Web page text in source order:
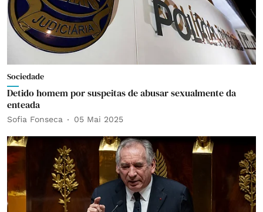
Sociedade
Detido homem por suspeitas de abusar sexualmente da
enteada
Sofia Fonseca 05 Mai 2025